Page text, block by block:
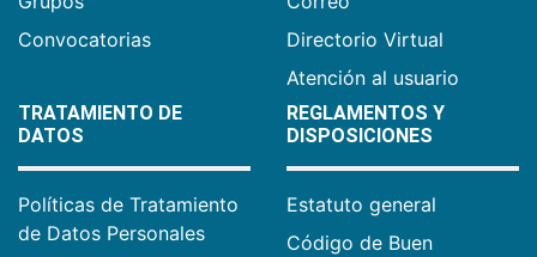
Convocatorias
Directorio Virtual
Atención al usuario
TRATAMIENTO DE
DATOS
Políticas de Tratamiento
de Datos Personales
REGLAMENTOS Y
DISPOSICIONES
Estatuto general
Código de Buen